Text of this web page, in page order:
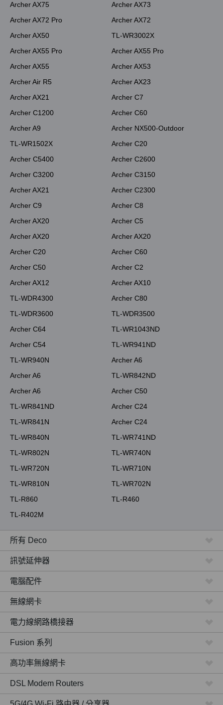
Archer AX75
Archer AX73
Archer AX72 Pro
Archer AX72
Archer AX50
TL-WR3002X
Archer AX55 Pro
Archer AX55 Pro
Archer AX55
Archer AX53
Archer Air R5
Archer AX23
Archer AX21
Archer C7
Archer C1200
Archer C60
Archer A9
Archer NX500-Outdoor
TL-WR1502X
Archer C20
Archer C5400
Archer C2600
Archer C3200
Archer C3150
Archer AX21
Archer C2300
Archer C9
Archer C8
Archer AX20
Archer C5
Archer AX20
Archer AX20
Archer C20
Archer C60
Archer C50
Archer C2
Archer AX12
Archer AX10
TL-WDR4300
Archer C80
TL-WDR3600
TL-WDR3500
Archer C64
TL-WR1043ND
Archer C54
TL-WR941ND
TL-WR940N
Archer A6
Archer A6
TL-WR842ND
Archer A6
Archer C50
TL-WR841ND
Archer C24
TL-WR841N
Archer C24
TL-WR840N
TL-WR741ND
TL-WR802N
TL-WR740N
TL-WR720N
TL-WR710N
TL-WR810N
TL-WR702N
TL-R860
TL-R460
TL-R402M
所有 Deco
訊號延伸器
電腦配件
無線網卡
電力線網路橋接器
Fusion 系列
高功率無線網卡
DSL Modem Routers